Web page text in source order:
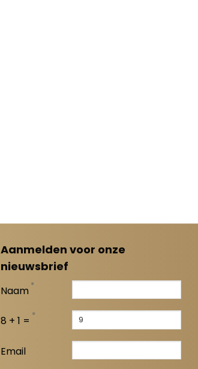
Aanmelden voor onze
nieuwsbrief
Naam *
8 + 1 = *
Email